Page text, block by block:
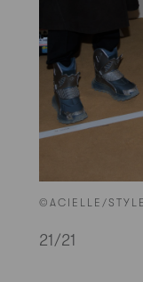
©ACIELLE/
21 /21